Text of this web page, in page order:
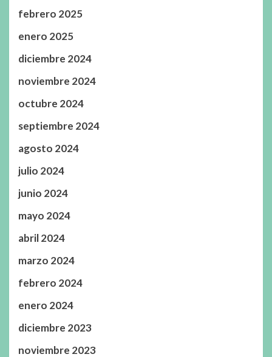
febrero 2025
enero 2025
diciembre 2024
noviembre 2024
octubre 2024
septiembre 2024
agosto 2024
julio 2024
junio 2024
mayo 2024
abril 2024
marzo 2024
febrero 2024
enero 2024
diciembre 2023
noviembre 2023